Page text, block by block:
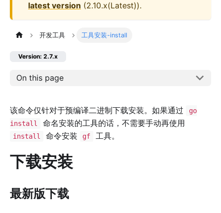
latest version (2.10.x(Latest)).
开发工具 工具安装-install
Version: 2.7.x
On this page
该命令仅针对于预编译二进制下载安装。如果通过
go
install
命名安装的工具的话，不需要手动再使用
install 命令安装 gf 工具。
下载安装
最新版下载